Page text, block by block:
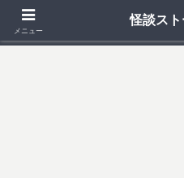
「死ぬ程洒落にならない怖い話」「本
メニュー
怪談ス